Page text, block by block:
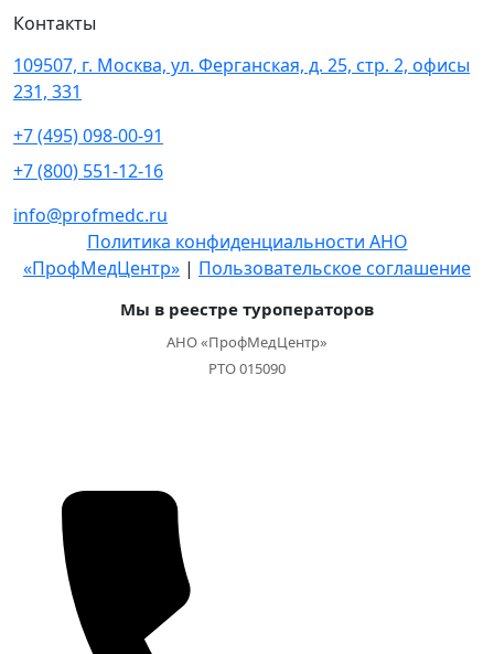
Контакты
109507, г. Москва, ул. Ферганская, д. 25, стр. 2, офисы
231, 331
+7 (495) 098-00-91
+7 (800) 551-12-16
info@profmedc.ru
Политика конфиденциальности АНО
«ПрофМедЦентр» | Пользовательское соглашение
Мы в реестре туроператоров
АНО «ПрофМедЦентр»
РТО 015090